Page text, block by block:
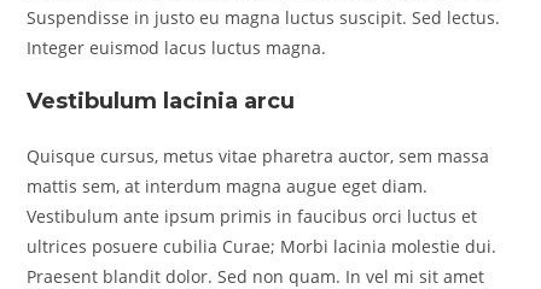
Suspendisse in justo eu magna luctus suscipit. Sed lectus.
Integer euismod lacus luctus magna.
Vestibulum lacinia arcu
Quisque cursus, metus vitae pharetra auctor, sem massa
mattis sem, at interdum magna augue eget diam.
Vestibulum ante ipsum primis in faucibus orci luctus et
ultrices posuere cubilia Curae; Morbi lacinia molestie dui.
Praesent blandit dolor. Sed non quam. In vel mi sit amet